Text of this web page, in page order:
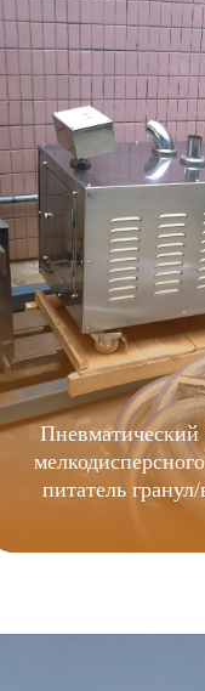
питатель